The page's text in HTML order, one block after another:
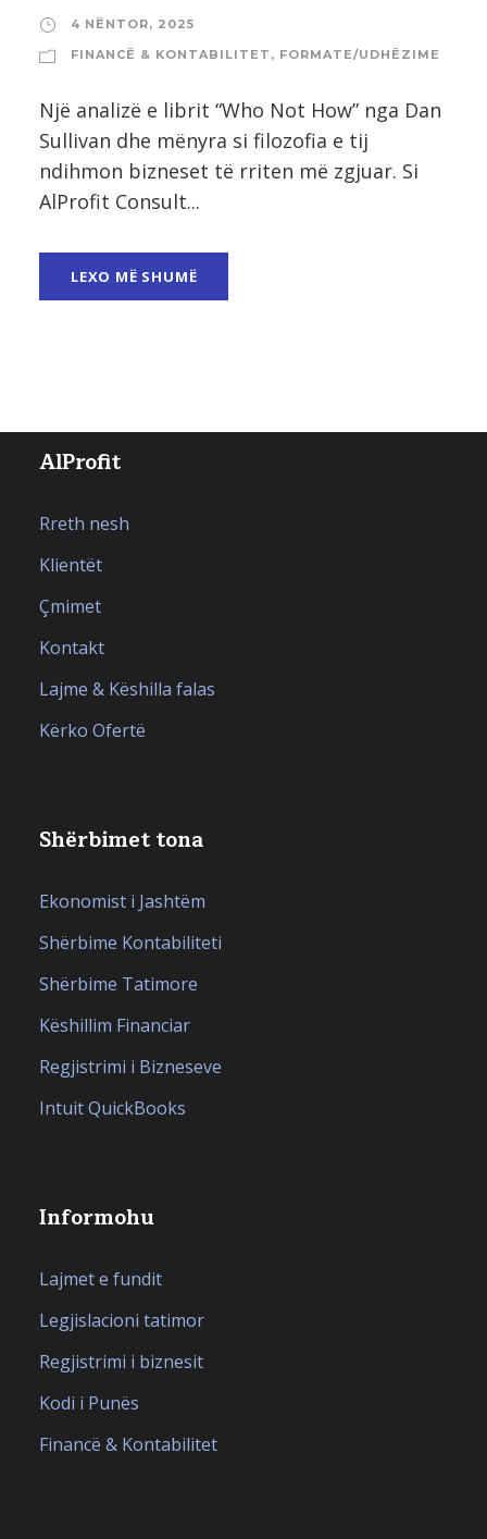
4 NËNTOR, 2025
FINANCË & KONTABILITET , FORMATE/UDHËZIME
Një analizë e librit “Who Not How” nga Dan
Sullivan dhe mënyra si filozofia e tij
ndihmon bizneset të rriten më zgjuar. Si
AlProfit Consult...
LEXO MË SHUMË
AlProfit
Rreth nesh
Klientët
Çmimet
Kontakt
Lajme & Këshilla falas
Kërko Ofertë
Shërbimet tona
Ekonomist i Jashtëm
Shërbime Kontabiliteti
Shërbime Tatimore
Këshillim Financiar
Regjistrimi i Bizneseve
Intuit QuickBooks
Informohu
Lajmet e fundit
Legjislacioni tatimor
Regjistrimi i biznesit
Kodi i Punës
Financë & Kontabilitet